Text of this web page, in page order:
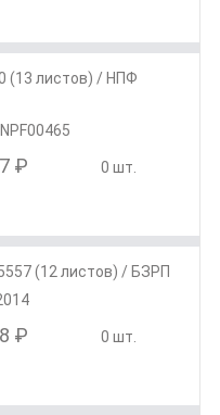
(13 листов) / НПФ
₽ 0 шт.
(12 листов) / БЗРП
₽ 0 шт.